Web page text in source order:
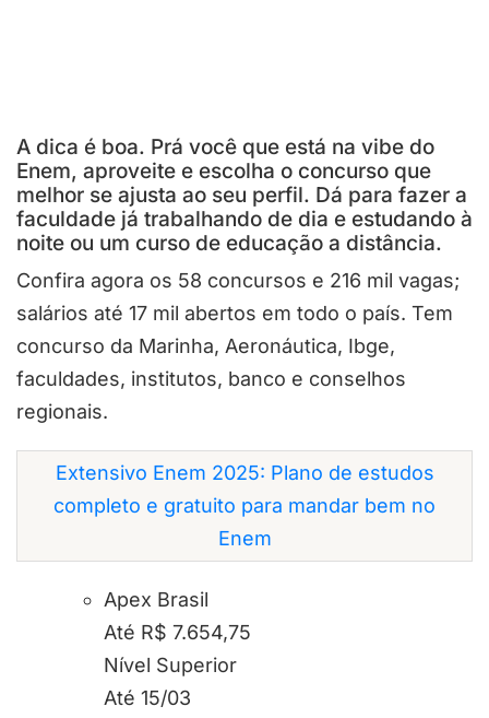
A dica é boa. Prá você que está na vibe do
Enem, aproveite e escolha o concurso que
melhor se ajusta ao seu perfil. Dá para fazer a
faculdade já trabalhando de dia e estudando à
noite ou um curso de educação a distância.
Confira agora os 58 concursos e 216 mil vagas;
salários até 17 mil abertos em todo o país. Tem
concurso da Marinha, Aeronáutica, Ibge,
faculdades, institutos, banco e conselhos
regionais.
Extensivo Enem 2025: Plano de estudos
completo e gratuito para mandar bem no
Enem
Apex Brasil
Até R$ 7.654,75
Nível Superior
Até 15/03